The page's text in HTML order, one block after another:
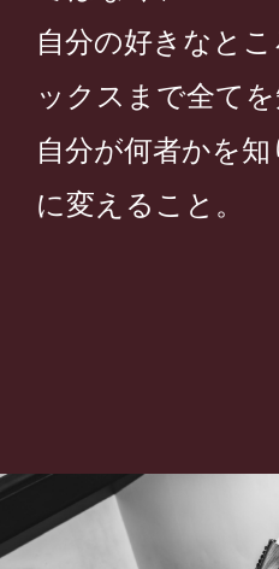
自分の好きなとこ
ックスまで全てを
自分が何者かを
に変えること。